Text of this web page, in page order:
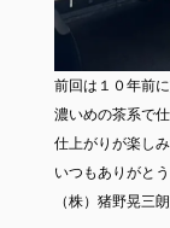
前回は１０年前
濃いめの茶系で
仕上がりが楽しみ
いつもありがとう
（株）猪野晃